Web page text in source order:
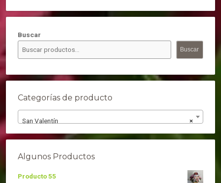
Buscar
Buscar
Categorías de producto
×
San Valentín
Algunos Productos
Producto 55